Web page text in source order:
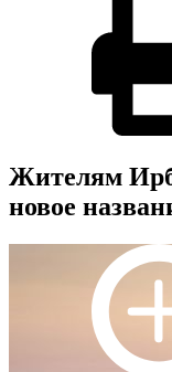
Жителям
новое